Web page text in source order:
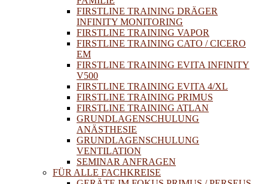
FIRSTLINE TRAINING DRÄGER
INFINITY MONITORING
FIRSTLINE TRAINING VAPOR
FIRSTLINE TRAINING CATO / CICERO
EM
FIRSTLINE TRAINING EVITA INFINITY
V500
FIRSTLINE TRAINING EVITA 4/XL
FIRSTLINE TRAINING PRIMUS
FIRSTLINE TRAINING ATLAN
GRUNDLAGENSCHULUNG
ANÄSTHESIE
GRUNDLAGENSCHULUNG
VENTILATION
SEMINAR ANFRAGEN
FÜR ALLE FACHKREISE